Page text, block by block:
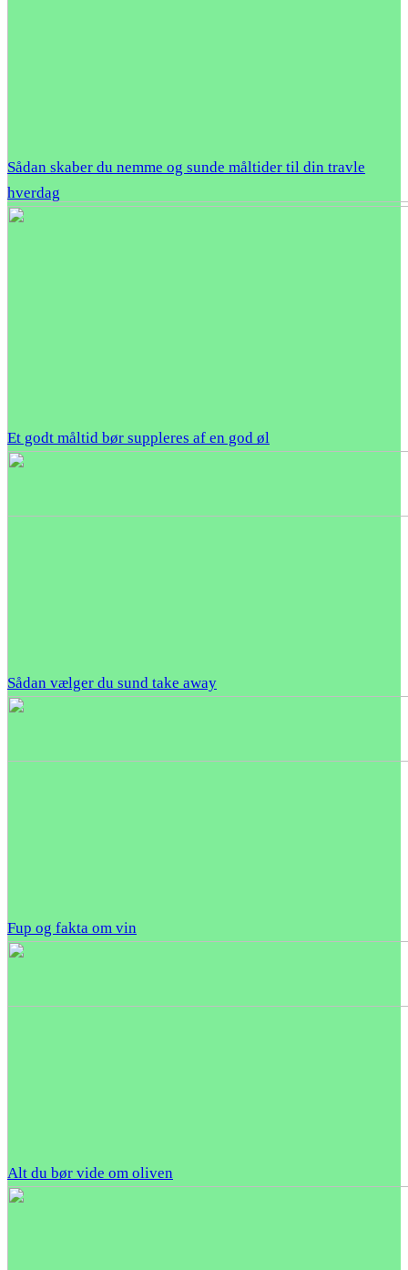
Sådan skaber du nemme og sunde måltider til din travle
hverdag
Et godt måltid bør suppleres af en god øl
Sådan vælger du sund take away
Fup og fakta om vin
Alt du bør vide om oliven